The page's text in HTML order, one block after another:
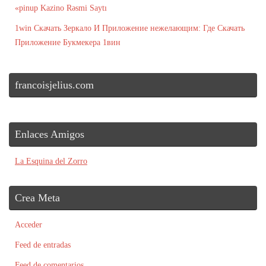
«pinup Kazino Rəsmi Saytı
1win Скачать Зеркало И Приложение нежелающим: Где Скачать
Приложение Букмекера 1вин
francoisjelius.com
Enlaces Amigos
La Esquina del Zorro
Crea Meta
Acceder
Feed de entradas